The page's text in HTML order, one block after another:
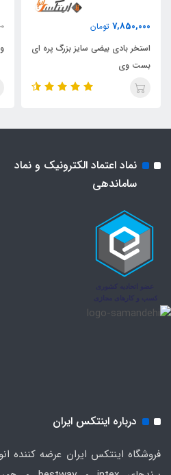
7,850,000 تومان
استخر بادی بیضی سایز بزرگ پره ای
بست وی
نماد اعتماد الکترونیک و نماد
ساماندهی
درباره اینتکس ایران
فروشگاه اینتکس ایران عرضه کننده